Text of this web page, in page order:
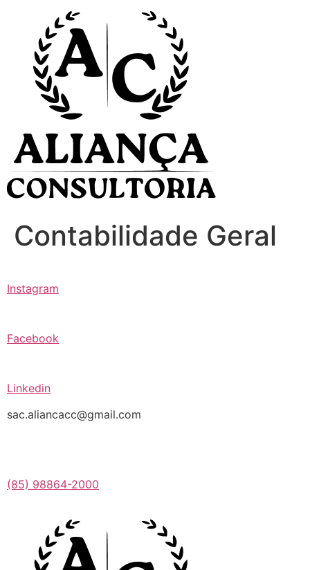
conteúdo
Contabilidade Geral
Instagram
Facebook
Linkedin
sac.aliancacc@gmail.com
(85) 98864-2000